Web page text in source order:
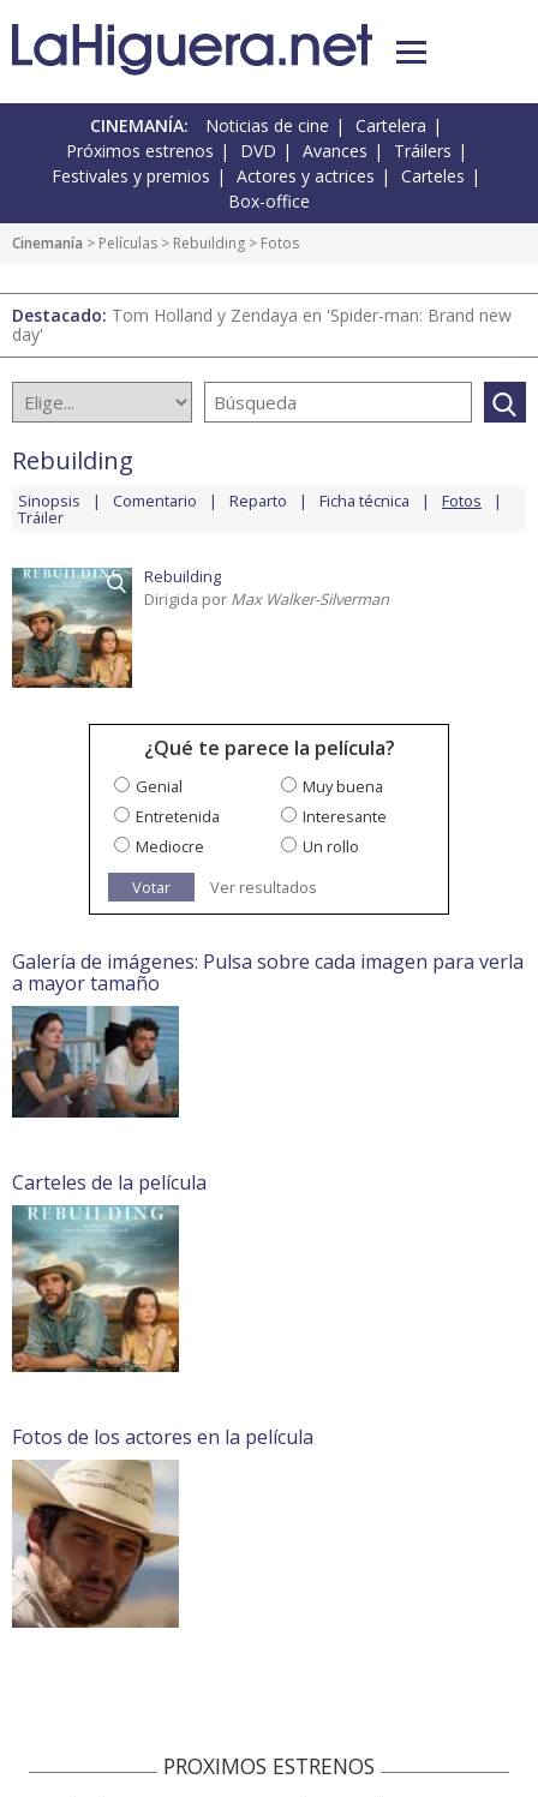
CINEMANÍA: Noticias de cine
Cartelera
Próximos estrenos
DVD Avances
Tráilers
Festivales y premios
Actores y actrices
Carteles
Box-office
Cinemanía > Películas > Rebuilding > Fotos
Destacado: Tom Holland y Zendaya en 'Spider-man: Brand new
day'
Rebuilding
Sinopsis Comentario Reparto Ficha técnica Fotos
Tráiler
Rebuilding
Dirigida por Max Walker-Silverman
¿Qué te parece la película?
Genial
Muy buena
Entretenida
Interesante
Mediocre
Un rollo
Votar
Ver resultados
Galería de imágenes: Pulsa sobre cada imagen para verla
a mayor tamaño
Carteles de la película
Fotos de los actores en la película
PROXIMOS ESTRENOS